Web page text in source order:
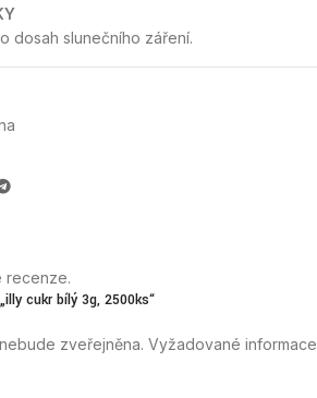
dosah slunečního záření.
recenze.
cukr bílý 3g, 2500ks“
zveřejněna. Vyžadované informace